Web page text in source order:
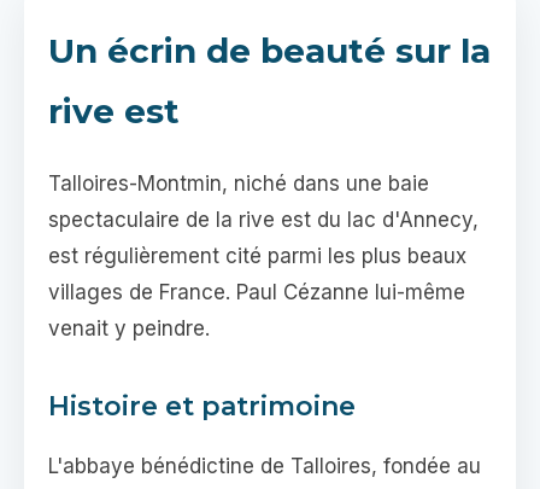
Un écrin de beauté sur la
rive est
Talloires-Montmin, niché dans une baie
spectaculaire de la rive est du lac d'Annecy,
est régulièrement cité parmi les plus beaux
villages de France. Paul Cézanne lui-même
venait y peindre.
Histoire et patrimoine
L'abbaye bénédictine de Talloires, fondée au